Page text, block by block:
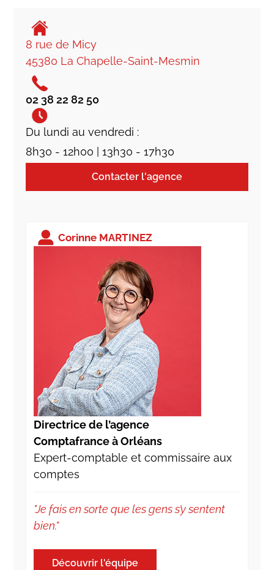
8 rue de Micy
45380 La Chapelle-Saint-Mesmin
02 38 22 82 50
Du lundi au vendredi :
8h30 - 12h00 | 13h30 - 17h30
Contacter l'agence
Corinne MARTINEZ
Directrice de l’agence
Comptafrance à Orléans
Expert-comptable et commissaire aux
comptes
"Je fais en sorte que les gens s’y sentent
bien."
Découvrir l'équipe